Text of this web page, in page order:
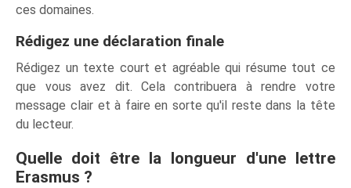
ces domaines.
Rédigez une déclaration finale
Rédigez un texte court et agréable qui résume tout ce
que vous avez dit. Cela contribuera à rendre votre
message clair et à faire en sorte qu'il reste dans la tête
du lecteur.
Quelle doit être la longueur d'une lettre
Erasmus ?